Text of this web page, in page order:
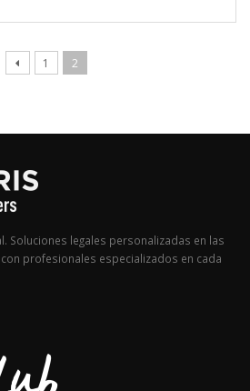
1 2
Soluciones legales personalizadas en las
profesionales especializados en cada